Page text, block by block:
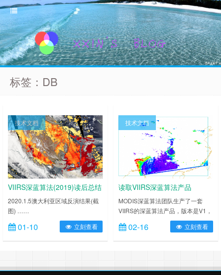
标签：DB
技术文档
VIIRS深蓝算法(2019)读后总结
2020.1.5澳大利亚区域反演结果(截
图) ……
01-10 立刻查看
技术文档
读取VIIRS深蓝算法产品
MODIS深蓝算法团队生产了一套
VIIRS的深蓝算法产品，版本是V1，
与MODIS深蓝算法产品不同，不仅
包括陆地区域，还包括海洋区域，海
洋算法称为SOAR(海洋气溶胶反
AOD，高QA值AOD，AE指数，高
02-16 立刻查看